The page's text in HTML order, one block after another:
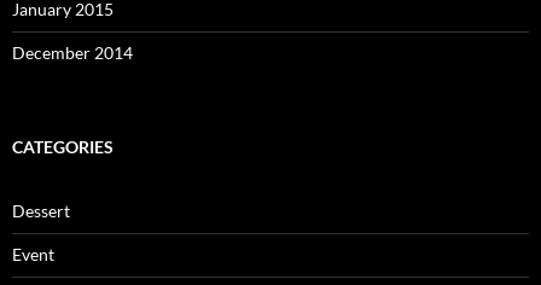
January 2015
December 2014
CATEGORIES
Dessert
Event